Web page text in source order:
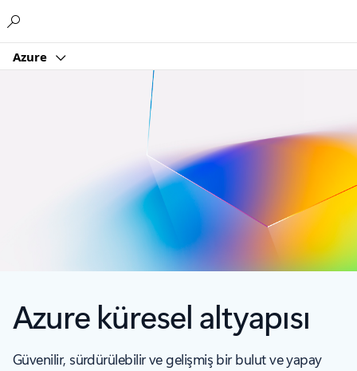
Azure
Azure küresel altyapısı
Güvenilir, sürdürülebilir ve gelişmiş bir bulut ve yapay